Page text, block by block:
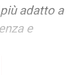
adatto a
e